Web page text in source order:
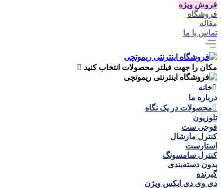
فروش ویژه
فروشگاه
مقاله
تماس با ما
مکان را جهت فیلتر محصولات انتخاب کنید
خانه
درباره ما
محصولات در یک نگاه
تلوزيون
فوجی ست
کنترل مارشال
استارست
کنترل سامسونگ
بدون دسته‌بندی
گيرنده
دی وی دی ايكس ويژن